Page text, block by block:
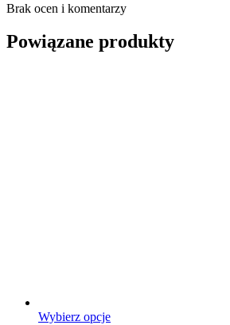
Brak ocen i komentarzy
Powiązane produkty
Wybierz opcjeTen